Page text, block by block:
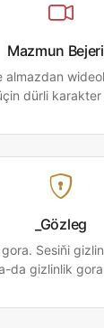
Mazmun
almazdan
dürli karakter
_Gözleg
Sesiňi
da gizlinlik